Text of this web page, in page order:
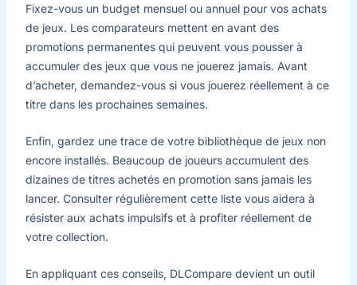
Fixez-vous un budget mensuel ou annuel pour vos achats
de jeux. Les comparateurs mettent en avant des
promotions permanentes qui peuvent vous pousser à
accumuler des jeux que vous ne jouerez jamais. Avant
d’acheter, demandez-vous si vous jouerez réellement à ce
titre dans les prochaines semaines.
Enfin, gardez une trace de votre bibliothèque de jeux non
encore installés. Beaucoup de joueurs accumulent des
dizaines de titres achetés en promotion sans jamais les
lancer. Consulter régulièrement cette liste vous aidera à
résister aux achats impulsifs et à profiter réellement de
votre collection.
En appliquant ces conseils, DLCompare devient un outil